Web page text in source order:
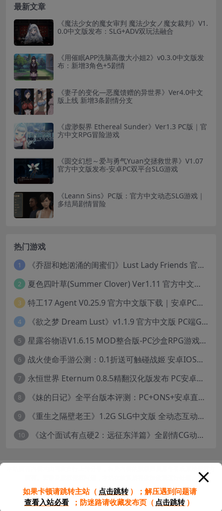
最新文章
《魔法少女的魔女审判 魔法少女ノ魔女裁判》V1.
0.0中文版发布：SLG+ADV双玩法融合
《用催眠APP洗脑高傲大小姐2》v0.3.0中文版发
布：新增3角色+5剧情
《妻子的变化—恶魔馈赠的异世界》Ver4.0中文
版上线 新增3条剧情分支
《虚渺裂界 Ethereal Sunder》Ver1.3 PC版｜官
方中文RPG冒险游戏
《圆交幻想～爱与勇气Yuan交拯救世界》V1.07
官方中文版发布-安卓PC双平台SLG游戏
《Leann Sins》PC版：官方中文动态SLG游戏｜
多结局剧情冒险
热门游戏
1 《乔甜和她汹涌的闺蜜们》Lust Lady Friends 官方中文版 SLG模拟经营游戏｜角色情感互动｜动态画面
2 夏色四叶草(Summer Clover) Ver1.11 官方中文版：全CG无修+动态互动SLG游戏下载
3 特工17 Agent V0.25.9 官方中文版下载｜安卓PC双端｜附存档赞助码
4 《欲之梦 Dream Lust》v1.1.9 官方中文版 PC端Galgame推荐
5 星露谷物语V1.6.15 MOD整合版-PC沙盒RPG游戏STEAM官中+200款美化MOD
6 战火使命手游公测：0.1折送可触碰战姬 安卓IOS双端互通中文版
7 永恒世界 Eternum 0.8.5精翻汉化版发布 PC安卓双端 SLG游戏
8 《妹的日记》全平台版本评测：PC+ONS+安卓直装养成游戏体验
9 《重生之隔壁老王》1.2G SLG中文版 全动态互动冒险游戏
10 《这个面试有点硬2：远征东洋篇》全剧情CG动画高清合集下载（18.8GB/1080P）
首页 分类
如果卡顿请跳转主站（ 点击跳转 ）； 解压遇到问题请
查看入站必看
； 防迷路请收藏发布页（ 点击跳转 ）